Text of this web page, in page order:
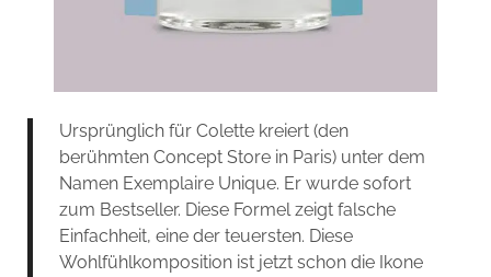
Ursprünglich für Colette kreiert (den
berühmten Concept Store in Paris) unter dem
Namen Exemplaire Unique. Er wurde sofort
zum Bestseller. Diese Formel zeigt falsche
Einfachheit, eine der teuersten. Diese
Wohlfühlkomposition ist jetzt schon die Ikone